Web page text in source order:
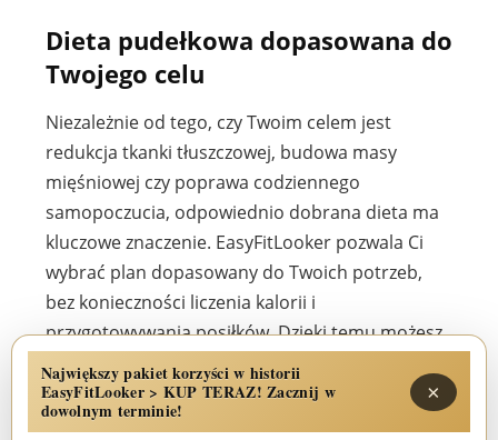
Dieta pudełkowa dopasowana do
Twojego celu
Niezależnie od tego, czy Twoim celem jest
redukcja tkanki tłuszczowej, budowa masy
mięśniowej czy poprawa codziennego
samopoczucia, odpowiednio dobrana dieta ma
kluczowe znaczenie. EasyFitLooker pozwala Ci
wybrać plan dopasowany do Twoich potrzeb,
bez konieczności liczenia kalorii i
przygotowywania posiłków. Dzięki temu możesz
skupić się na treningu, pracy i regeneracji, mając
pewność, że Twoje żywienie działa na Twoją
korzyść.
Największy pakiet korzyści w historii
EasyFitLooker > KUP TERAZ! Zacznij w
dowolnym terminie!
×